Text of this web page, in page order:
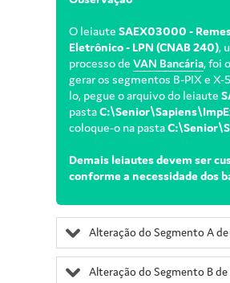
O leiaute SAEX03000 -
Eletrônico - LPN (CNAB 240),
processo de VAN Bancária, foi
gerar os segmentos B-PIX e X-
lo, pegue o arquivo do leiaute
pasta
coloque-o na pasta
Demais leiautes devem ser
conforme a necessidade dos
Alteração do Segmento A
Alteração do Segmento B